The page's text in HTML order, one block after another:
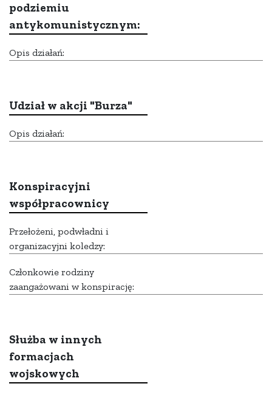
podziemiu
antykomunistycznym:
Opis działań:
Udział w akcji "Burza"
Opis działań:
Konspiracyjni
współpracownicy
Przełożeni, podwładni i
organizacyjni koledzy:
Członkowie rodziny
zaangażowani w konspirację:
Służba w innych
formacjach
wojskowych